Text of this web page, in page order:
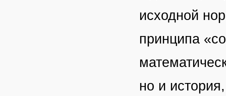
исходной
принципа
но и